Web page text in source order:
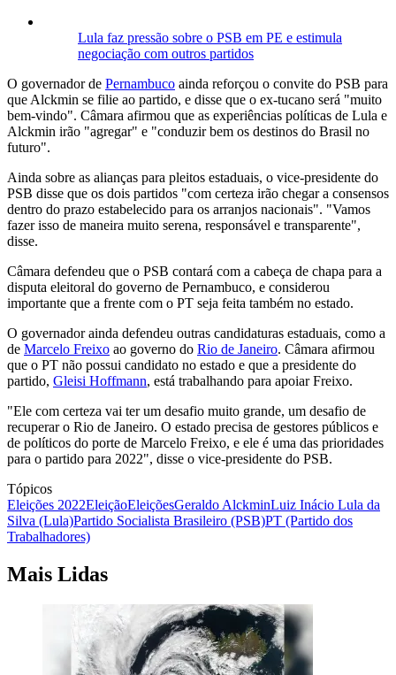
Lula faz pressão sobre o PSB em PE e estimula
negociação com outros partidos
O governador de Pernambuco ainda reforçou o convite do PSB para
que Alckmin se filie ao partido, e disse que o ex-tucano será "muito
bem-vindo". Câmara afirmou que as experiências políticas de Lula e
Alckmin irão "agregar" e "conduzir bem os destinos do Brasil no
futuro".
Ainda sobre as alianças para pleitos estaduais, o vice-presidente do
PSB disse que os dois partidos "com certeza irão chegar a consensos
dentro do prazo estabelecido para os arranjos nacionais". "Vamos
fazer isso de maneira muito serena, responsável e transparente",
disse.
Câmara defendeu que o PSB contará com a cabeça de chapa para a
disputa eleitoral do governo de Pernambuco, e considerou
importante que a frente com o PT seja feita também no estado.
O governador ainda defendeu outras candidaturas estaduais, como a
de Marcelo Freixo ao governo do Rio de Janeiro. Câmara afirmou
que o PT não possui candidato no estado e que a presidente do
partido, Gleisi Hoffmann, está trabalhando para apoiar Freixo.
"Ele com certeza vai ter um desafio muito grande, um desafio de
recuperar o Rio de Janeiro. O estado precisa de gestores públicos e
de políticos do porte de Marcelo Freixo, e ele é uma das prioridades
para o partido para 2022", disse o vice-presidente do PSB.
Tópicos
Eleições 2022EleiçãoEleiçõesGeraldo AlckminLuiz Inácio Lula da
Silva (Lula)Partido Socialista Brasileiro (PSB)PT (Partido dos
Trabalhadores)
Mais Lidas